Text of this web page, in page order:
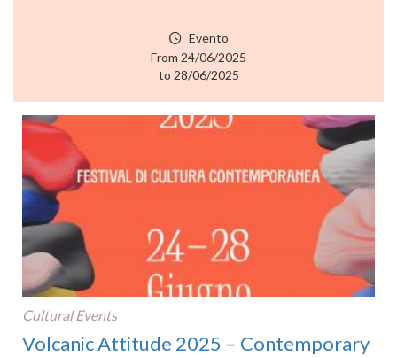
Evento
From 24/06/2025
to 28/06/2025
Cultural Events
Volcanic Attitude 2025 – Contemporary